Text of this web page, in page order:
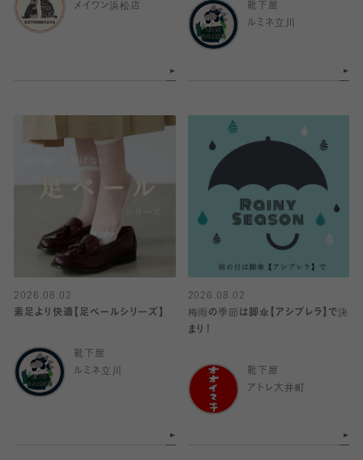
メイワン浜松店
靴下屋
ルミネ立川
2026.08.02
素足より快適【足ベールシリーズ】
靴下屋
ルミネ立川
2026.08.02
梅雨の季節は脚傘【アシブレラ】で決
まり！
靴下屋
アトレ大井町